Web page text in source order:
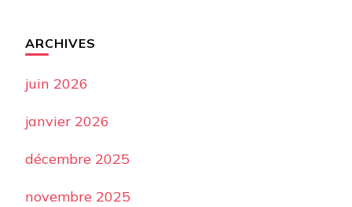
ARCHIVES
juin 2026
janvier 2026
décembre 2025
novembre 2025